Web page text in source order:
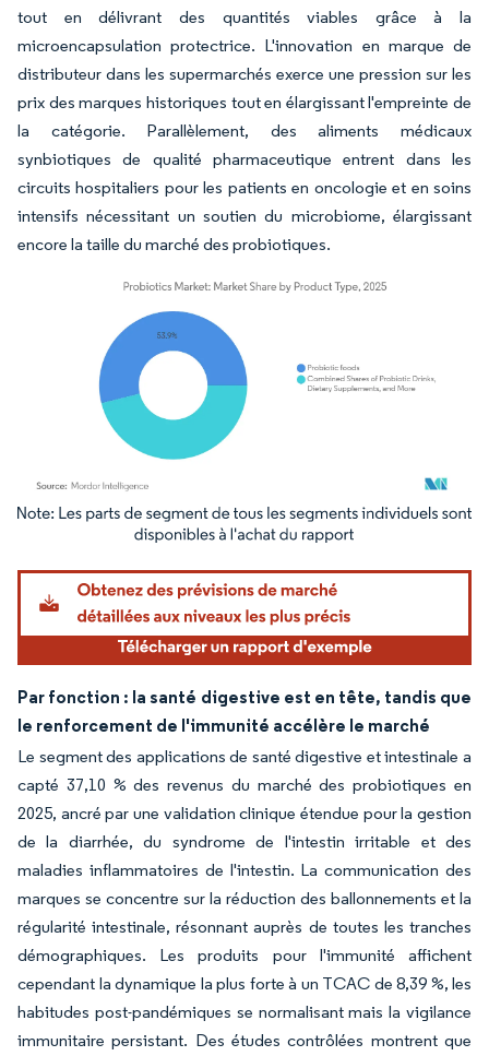
tout en délivrant des quantités viables grâce à la
microencapsulation protectrice. L'innovation en marque de
distributeur dans les supermarchés exerce une pression sur les
prix des marques historiques tout en élargissant l'empreinte de
la catégorie. Parallèlement, des aliments médicaux
synbiotiques de qualité pharmaceutique entrent dans les
circuits hospitaliers pour les patients en oncologie et en soins
intensifs nécessitant un soutien du microbiome, élargissant
encore la taille du marché des probiotiques.
Image © Mordor Intelligence. La réutilisation nécessite une attribution sous CC BY
Par fonction : la santé digestive est en tête, tandis que
le renforcement de l'immunité accélère le marché
Le segment des applications de santé digestive et intestinale a
capté 37,10 % des revenus du marché des probiotiques en
2025, ancré par une validation clinique étendue pour la gestion
de la diarrhée, du syndrome de l'intestin irritable et des
maladies inflammatoires de l'intestin. La communication des
marques se concentre sur la réduction des ballonnements et la
régularité intestinale, résonnant auprès de toutes les tranches
démographiques. Les produits pour l'immunité affichent
cependant la dynamique la plus forte à un TCAC de 8,39 %, les
habitudes post-pandémiques se normalisant mais la vigilance
immunitaire persistant. Des études contrôlées montrent que